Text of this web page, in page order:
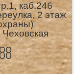
каб.246
2 этаж